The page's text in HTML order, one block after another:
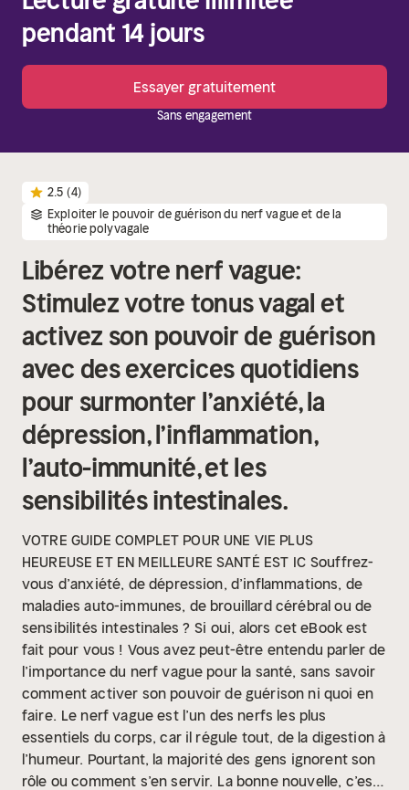
pendant 14 jours
Essayer gratuitement
Sans engagement
2.5 (4)
Exploiter le pouvoir de guérison du nerf vague et de la
théorie polyvagale
Libérez votre nerf vague:
Stimulez votre tonus vagal et
activez son pouvoir de guérison
avec des exercices quotidiens
pour surmonter l’anxiété, la
dépression, l’inflammation,
l’auto-immunité, et les
sensibilités intestinales.
VOTRE GUIDE COMPLET POUR UNE VIE PLUS
HEUREUSE ET EN MEILLEURE SANTÉ EST IC Souffrez-
vous d’anxiété, de dépression, d’inflammations, de
maladies auto-immunes, de brouillard cérébral ou de
sensibilités intestinales ? Si oui, alors cet eBook est
fait pour vous ! Vous avez peut-être entendu parler de
l’importance du nerf vague pour la santé, sans savoir
comment activer son pouvoir de guérison ni quoi en
faire. Le nerf vague est l’un des nerfs les plus
essentiels du corps, car il régule tout, de la digestion à
l’humeur. Pourtant, la majorité des gens ignorent son
rôle ou comment s’en servir. La bonne nouvelle, c’est